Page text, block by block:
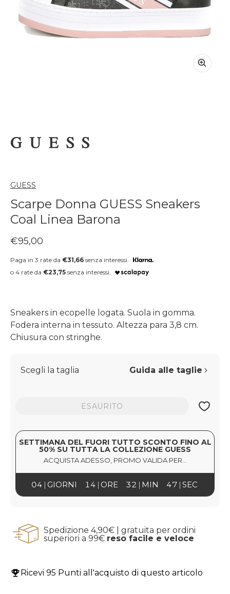
GUESS
Scarpe Donna GUESS Sneakers
Coal Linea Barona
Prezzo regolare
€95,00
Paga in 3 rate da €31,66 senza interessi.
o 4 rate da €23,75 senza interessi.
Sneakers in ecopelle logata. Suola in gomma.
Fodera interna in tessuto. Altezza para 3,8 cm.
Chiusura con stringhe.
Scegli la taglia Guida alle taglie
ESAURITO
SETTIMANA DEL FUORI TUTTO SCONTO FINO AL
50% SU TUTTA LA COLLEZIONE GUESS
ACQUISTA ADESSO, PROMO VALIDA PER...
04 14 32 47
GIORNI ORE MIN SEC
Spedizione 4,90€ | gratuita per ordini
superiori a 99€ reso facile e veloce
Ricevi 95 Punti all'acquisto di questo articolo